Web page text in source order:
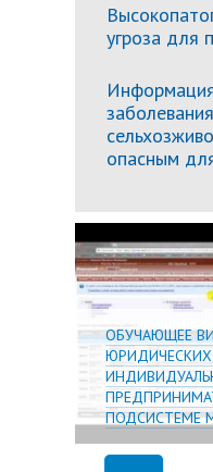
угроза для
опасным
ОБУЧАЮЩЕЕ
ПОДСИСТЕМЕ